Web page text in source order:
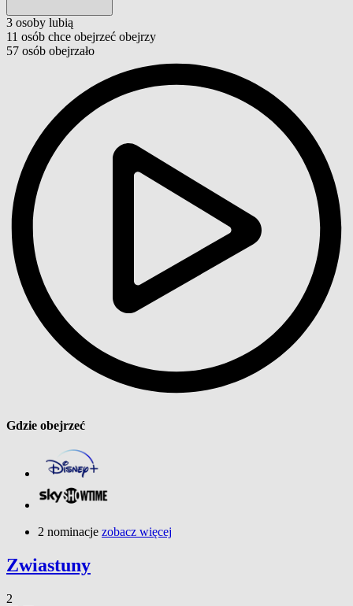
3 osoby lubią
11 osób chce obejrzeć obejrzy
57 osób obejrzało
Gdzie obejrzeć
2 nominacje zobacz więcej
Zwiastuny
2